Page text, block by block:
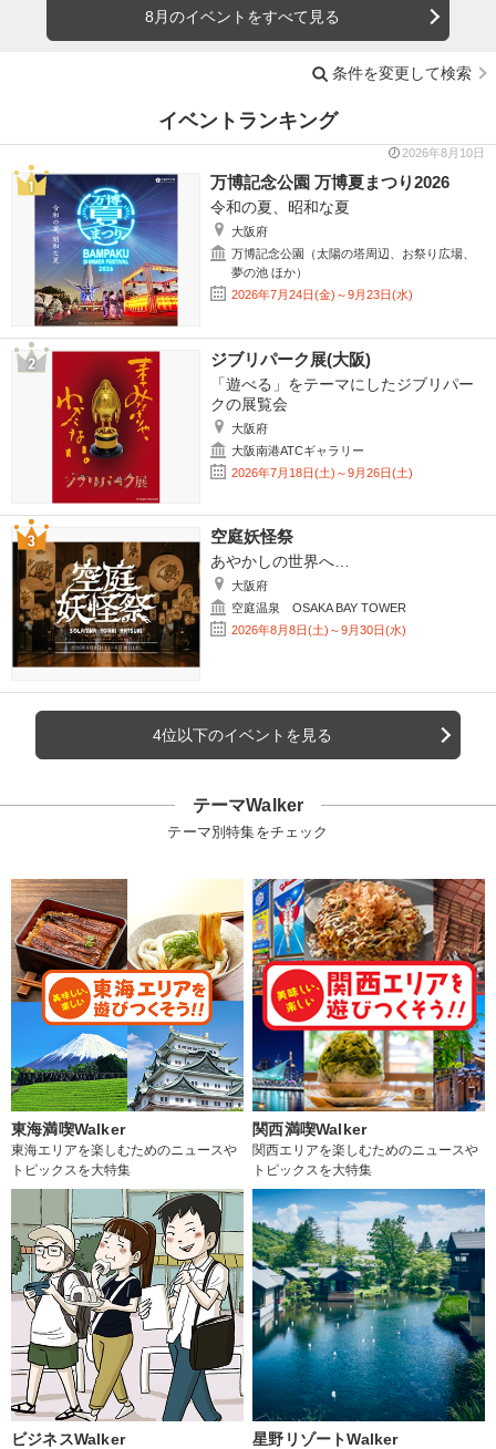
8月のイベントをすべて見る
条件を変更して検索
イベントランキング
2026年8月10日
万博記念公園 万博夏まつり2026
令和の夏、昭和な夏
大阪府
万博記念公園（太陽の塔周辺、お祭り広場、
夢の池 ほか）
2026年7月24日(金)～9月23日(水)
ジブリパーク展(大阪)
「遊べる」をテーマにしたジブリパー
クの展覧会
大阪府
大阪南港ATCギャラリー
2026年7月18日(土)～9月26日(土)
空庭妖怪祭
あやかしの世界へ…
大阪府
空庭温泉 OSAKA BAY TOWER
2026年8月8日(土)～9月30日(水)
4位以下のイベントを見る
テーマWalker
テーマ別特集をチェック
東海満喫Walker
東海エリアを楽しむためのニュースや
トピックスを大特集
関西満喫Walker
関西エリアを楽しむためのニュースや
トピックスを大特集
ビジネスWalker 星野リゾートWalker